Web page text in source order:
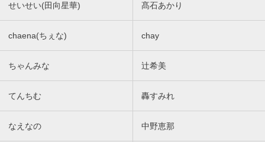
せいせい(田向星華) 髙石あかり
chaena(ちぇな) chay
ちゃんみな 辻希美
てんちむ 轟すみれ
なえなの 中野恵那